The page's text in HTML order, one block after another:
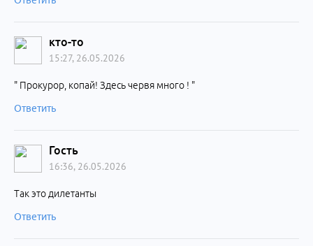
кто-то
15:27, 26.05.2026
" Прокурор, копай! Здесь червя много ! "
Ответить
Гость
16:36, 26.05.2026
Так это дилетанты
Ответить